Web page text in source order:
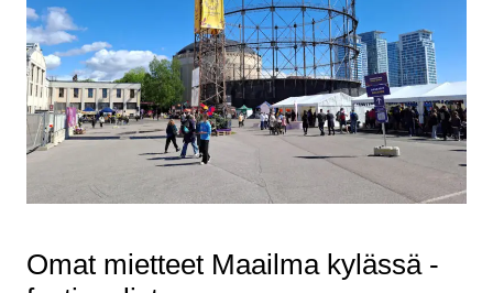
Omat mietteet Maailma kylässä -